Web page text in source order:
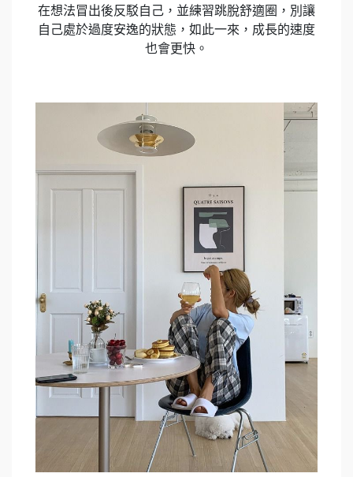
在想法冒出後反駁自己，並練習跳脫舒適圈，別讓
自己處於過度安逸的狀態，如此一來，成長的速度
也會更快。